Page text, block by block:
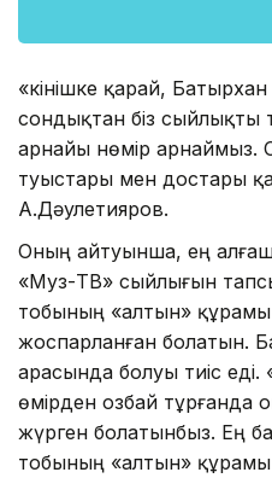
«Өкінішке қарай,
сондықтан біз сыйлықты
арнайы нөмір арнаймыз.
туыстары мен достары
А.Дәулетияров.
Оның айтуынша, ең
«Муз-ТВ» сыйлығын
тобының «алтын»
жоспарланған болатын.
арасында болуы тиіс
өмірден озбай тұрғанда
жүрген болатынбыз. Ең
тобының «алтын»